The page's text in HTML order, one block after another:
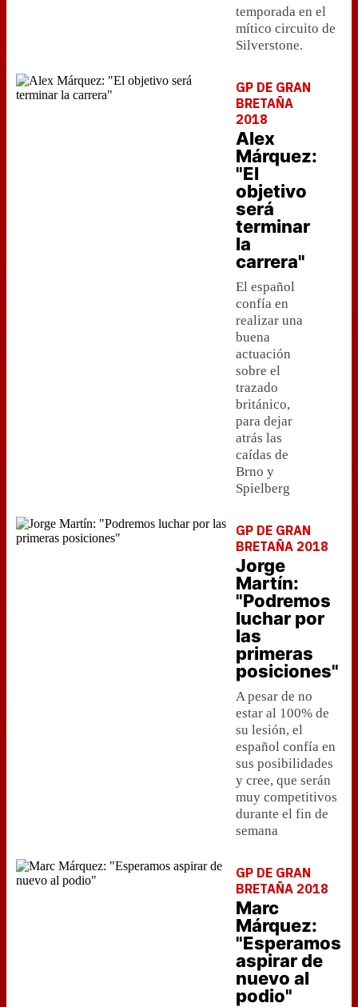
temporada en el
mítico circuito de
Silverstone.
GP DE GRAN
BRETAÑA
2018
Alex
Márquez:
"El
objetivo
será
terminar
la
carrera"
El español
confía en
realizar una
buena
actuación
sobre el
trazado
británico,
para dejar
atrás las
caídas de
Brno y
Spielberg
GP DE GRAN
BRETAÑA 2018
Jorge
Martín:
"Podremos
luchar por
las
primeras
posiciones"
A pesar de no
estar al 100% de
su lesión, el
español confía en
sus posibilidades
y cree, que serán
muy competitivos
durante el fin de
semana
GP DE GRAN
BRETAÑA 2018
Marc
Márquez:
"Esperamos
aspirar de
nuevo al
podio"